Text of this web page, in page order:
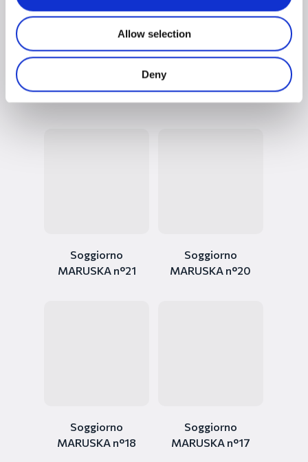
Allow selection
Deny
Soggiorno
MARUSKA n°21
Soggiorno
MARUSKA n°20
Soggiorno
MARUSKA n°18
Soggiorno
MARUSKA n°17